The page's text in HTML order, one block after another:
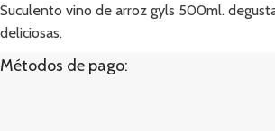
Suculento vino de arroz gyls 500ml.
deliciosas.
Métodos de pago: